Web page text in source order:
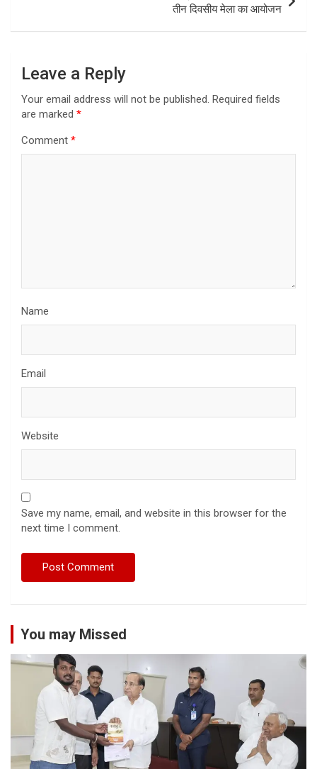
तीन दिवसीय मेला का आयोजन
Leave a Reply
Your email address will not be published. Required fields
are marked *
Comment *
Name
Email
Website
Save my name, email, and website in this browser for the
next time I comment.
You may Missed